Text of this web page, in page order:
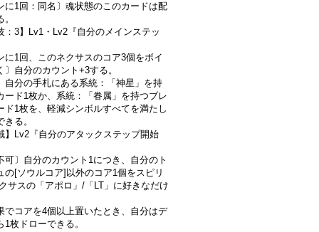
に1回：同名〕魂状態のこのカードは配
：3】Lv1・Lv2『自分のメインステッ
に1回、このネクサスのコア3個をボイ
〕自分のカウント+3する。
自分の手札にある系統：「神星」を持
ード1枚か、系統：「眷属」を持つブレ
ド1枚を、軽減シンボルすべてを満たし
る。
】Lv2『自分のアタックステップ開始
可〕自分のカウント1につき、自分のト
の[ソウルコア]以外のコア1個をスピリ
サスの「アポロ」/「LT」に好きなだけ
でコアを4個以上置いたとき、自分はデ
1枚ドローできる。